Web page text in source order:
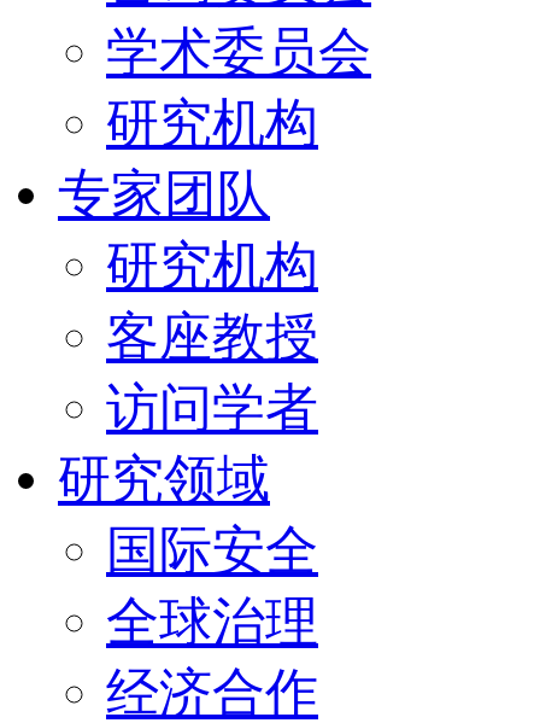
学术委员会
研究机构
专家团队
研究机构
客座教授
访问学者
研究领域
国际安全
全球治理
经济合作